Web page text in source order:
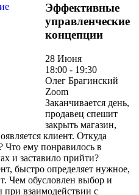
Эффективные
управленческие
концепции
28 Июня
18:00 - 19:30
Олег Брагинский
Zoom
Заканчивается день,
продавец спешит
закрыть магазин,
клиент. Откуда
Что ему понравилось в
и заставило прийти?
быстро определяет нужное,
Чем обусловлен выбор и
взаимодействии с